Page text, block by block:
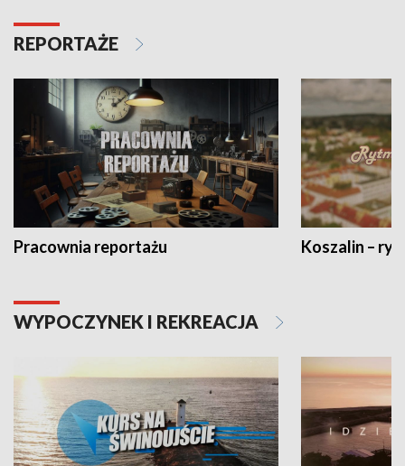
REPORTAŻE
Pracownia reportażu Koszalin –
WYPOCZYNEK I REKREACJA